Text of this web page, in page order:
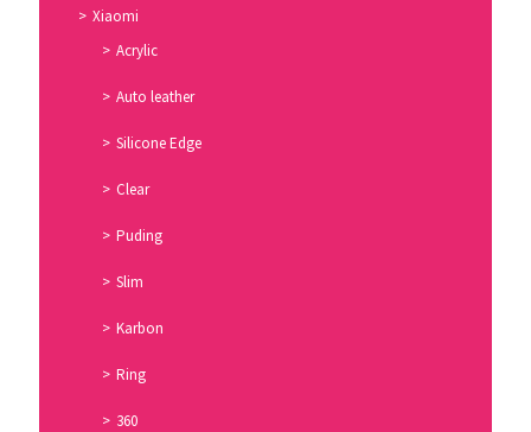
Xiaomi
Acrylic
Auto leather
Silicone Edge
Clear
Puding
Slim
Karbon
Ring
360